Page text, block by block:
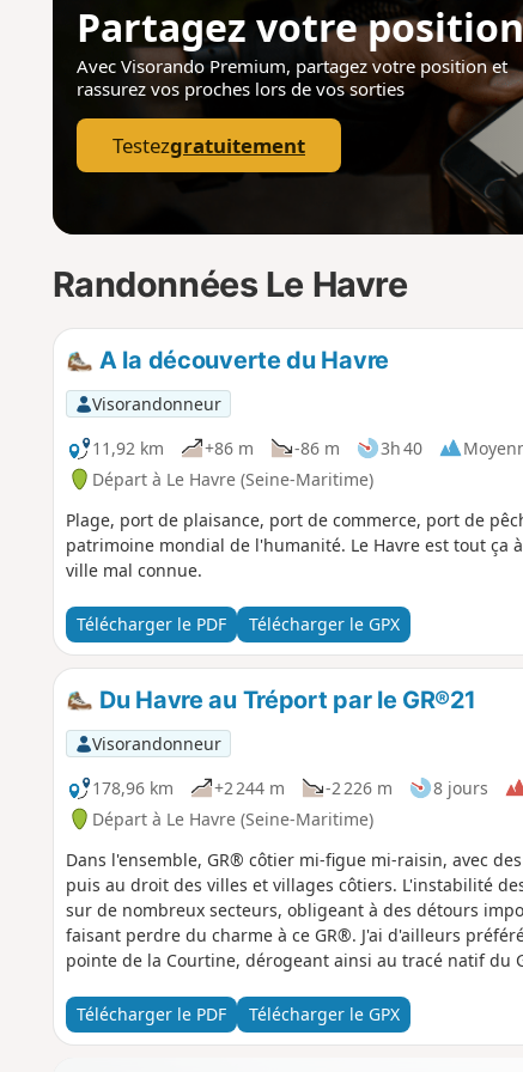
Partagez votre position
Avec Visorando Premium, partagez votre positionet
rassurez vos proches lors de vos sorties
Testezgratuitement
Randonnées Le Havre
A la découverte du Havre
Visorandonneur
11,92 km
+86 m -86 m 3h 40
Départ à Le Havre (Seine-Maritime)
Plage, port de plaisance, port de commerce, port de
patrimoine mondial de l'humanité. Le Havre est tout ça
ville mal connue.
Télécharger le PDF Télécharger le GPX
Du Havre au Tréport par le GR®21
Visorandonneur
178,96 km
+2 244 m -2 226 m 8 jours
Départ à Le Havre (Seine-Maritime)
Dans l'ensemble, GR® côtier mi-figue mi-raisin, avec
puis au droit des villes et villages côtiers. L'instabilité
sur de nombreux secteurs, obligeant à des détours
faisant perdre du charme à ce GR®. J'ai d'ailleurs
pointe de la Courtine, dérogeant ainsi au tracé natif du
jours en juin 2022.
Télécharger le PDF Télécharger le GPX